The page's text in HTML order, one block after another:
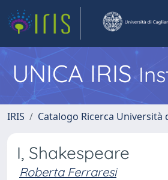
UNICA IRIS
IRIS Catalogo Ricerca Università
I, Shakespeare
Roberta Ferraresi